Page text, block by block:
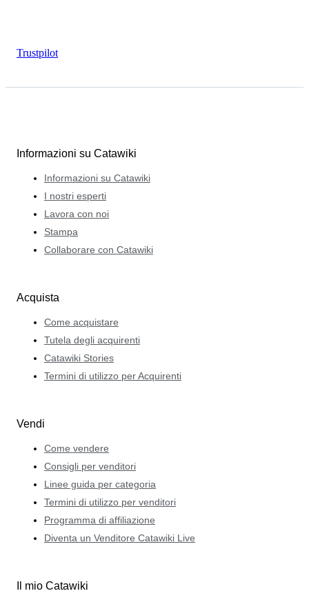
Trustpilot
Informazioni su Catawiki
Informazioni su Catawiki
I nostri esperti
Lavora con noi
Stampa
Collaborare con Catawiki
Acquista
Come acquistare
Tutela degli acquirenti
Catawiki Stories
Termini di utilizzo per Acquirenti
Vendi
Come vendere
Consigli per venditori
Linee guida per categoria
Termini di utilizzo per venditori
Programma di affiliazione
Diventa un Venditore Catawiki Live
Il mio Catawiki